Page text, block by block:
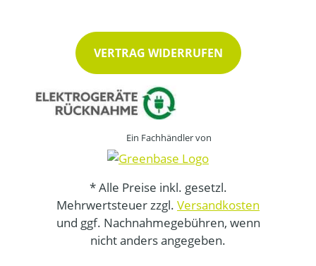
VERTRAG WIDERRUFEN
Ein Fachhändler von
* Alle Preise inkl. gesetzl.
Mehrwertsteuer zzgl. Versandkosten
und ggf. Nachnahmegebühren, wenn
nicht anders angegeben.